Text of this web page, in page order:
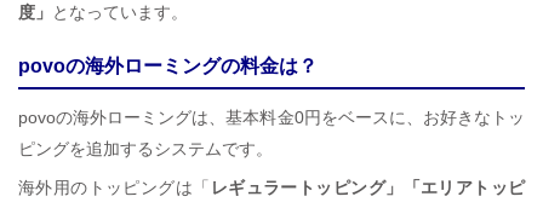
度」 となっています。
povoの海外ローミングの料金は？
povoの海外ローミングは、基本料金0円をベースに、お好きなトッ
ピングを追加するシステムです。
海外用のトッピングは「 レギュラートッピング」「エリアトッピ